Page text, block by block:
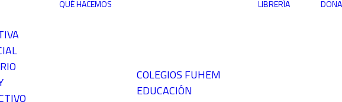
QUÉ HACEMOS
COLEGIOS FUHEM
EDUCACIÓN
LIBRERÍA